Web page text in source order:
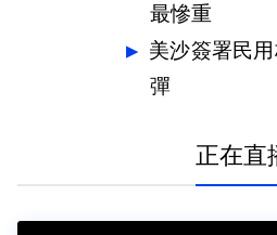
最慘重
美沙簽署民
彈
正在直